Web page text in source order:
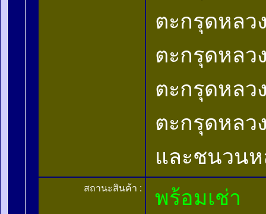
ตะกรุดหลว
ตะกรุดหลว
ตะกรุดหลว
ตะกรุดหล
และชนวนห
สถานะสินค้า : พร้อมเช่า